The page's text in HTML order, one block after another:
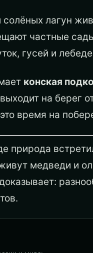
лагун
частные
гусей и
конская
на берег
время на
природа
медведи и